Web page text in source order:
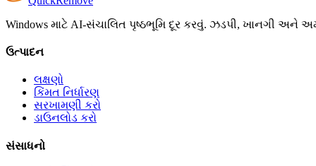
Windows માટે AI-સંચાલિત પૃષ્ઠભૂમિ દૂર કરવું. ઝડપી, ખાનગી અને
ઉત્પાદન
લક્ષણો
કિંમત નિર્ધારણ
સરખામણી કરો
ડાઉનલોડ કરો
સંસાધનો